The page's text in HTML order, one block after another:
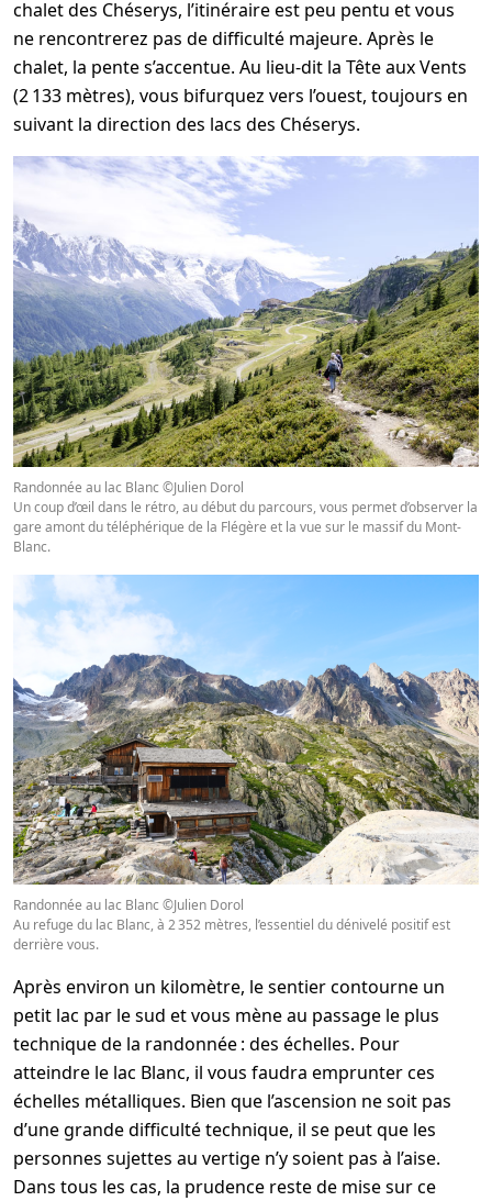
chalet des Chéserys, l’itinéraire est peu pentu et vous
ne rencontrerez pas de difficulté majeure. Après le
chalet, la pente s’accentue. Au lieu-dit la Tête aux Vents
(2 133 mètres), vous bifurquez vers l’ouest, toujours en
suivant la direction des lacs des Chéserys.
Randonnée au lac Blanc ©Julien Dorol
Un coup d’œil dans le rétro, au début du parcours, vous permet d’observer la
gare amont du téléphérique de la Flégère et la vue sur le massif du Mont-
Blanc.
Randonnée au lac Blanc ©Julien Dorol
Au refuge du lac Blanc, à 2 352 mètres, l’essentiel du dénivelé positif est
derrière vous.
Après environ un kilomètre, le sentier contourne un
petit lac par le sud et vous mène au passage le plus
technique de la randonnée : des échelles. Pour
atteindre le lac Blanc, il vous faudra emprunter ces
échelles métalliques. Bien que l’ascension ne soit pas
d’une grande difficulté technique, il se peut que les
personnes sujettes au vertige n’y soient pas à l’aise.
Dans tous les cas, la prudence reste de mise sur ce